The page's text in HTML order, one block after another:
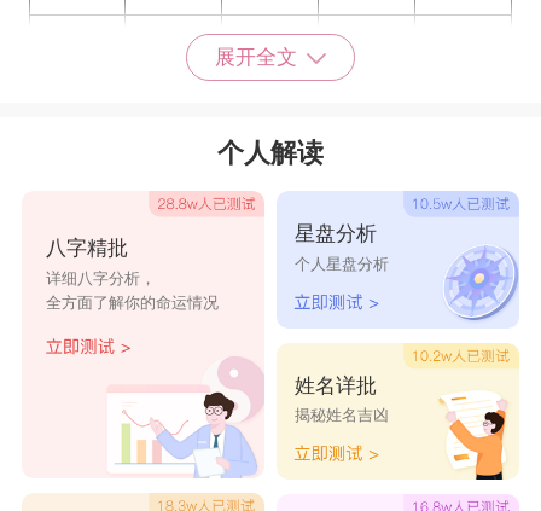
羽妙 铃嫣
盼珊
若菱 薇泽 钰敏
展开全文
个人解读
八字精批
详细八字分析，
全方面了解你的命运情况
星盘分析
个人星盘分析
姓名详批
揭秘姓名吉凶